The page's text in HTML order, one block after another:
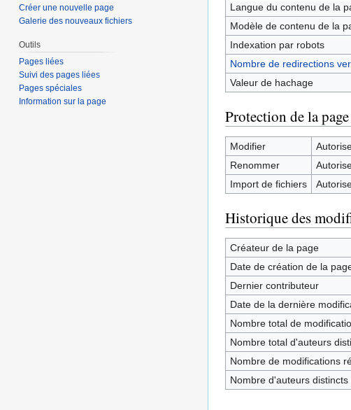
Langue du contenu de la
Modèle de contenu de la
Indexation par robots
Nombre de redirections
Valeur de hachage
Protection de la page
Modifier
Renommer
Import de fichiers
Historique des
Créateur de la page
Date de création de la
Dernier contributeur
Date de la dernière
Nombre total de
Nombre total d'auteurs
Nombre de modifications
Nombre d'auteurs distincts
Créer une nouvelle page
Galerie des nouveaux fichiers
Outils
Pages liées
Suivi des pages liées
Pages spéciales
Information sur la page